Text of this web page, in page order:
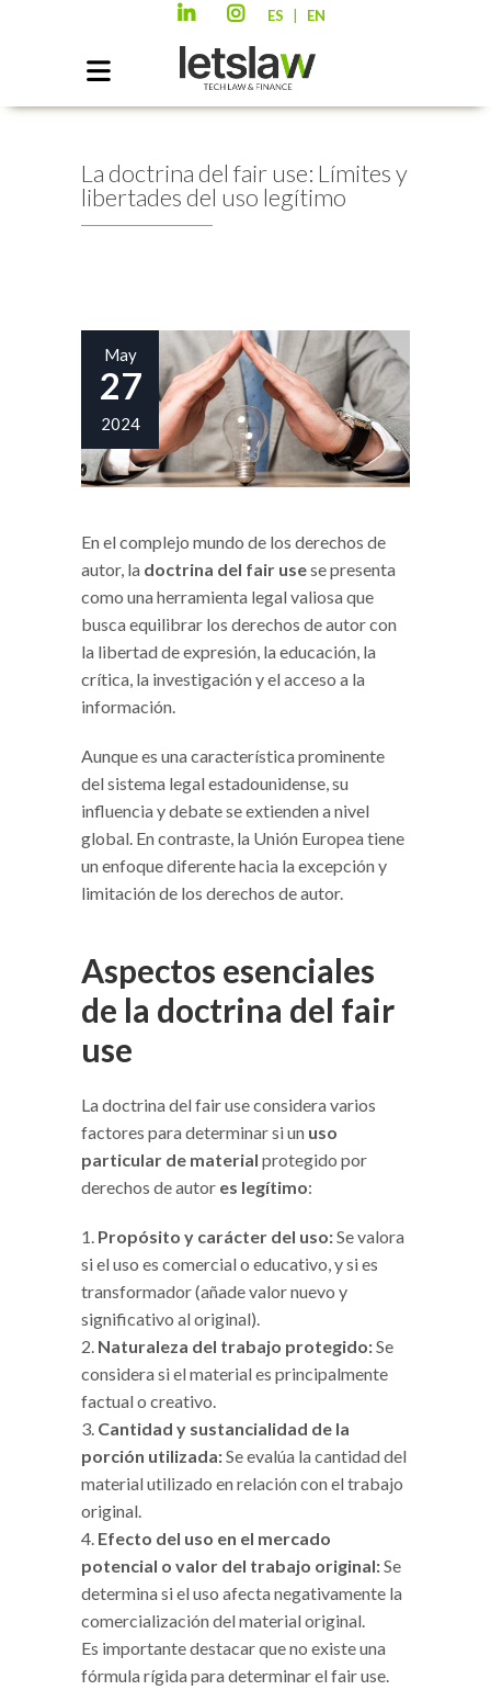
ES EN
La doctrina del fair use: Límites y
libertades del uso legítimo
May
27
2024
En el complejo mundo de los derechos de
autor, la doctrina del fair usese presenta
como una herramienta legal valiosa que
busca equilibrar los derechos de autor con
la libertad de expresión, la educación, la
crítica, la investigación y el acceso a la
información.
Aunque es una característica prominente
del sistema legal estadounidense, su
influencia y debate se extienden a nivel
global. En contraste, la Unión Europea tiene
un enfoque diferente hacia la excepción y
limitación de los derechos de autor.
Aspectos esenciales
de la doctrina del fair
use
La doctrina del fair use considera varios
factores para determinar si un uso
particular de material protegido por
derechos de autor es legítimo:
Propósito y carácter del uso:Se valora
si el uso es comercial o educativo, y si es
transformador (añade valor nuevo y
significativo al original).
Naturaleza del trabajo protegido:Se
considera si el material es principalmente
factual o creativo.
Cantidad y sustancialidad de la
porción utilizada:Se evalúa la cantidad del
material utilizado en relación con el trabajo
original.
Efecto del uso en el mercado
potencial o valor del trabajo original:Se
determina si el uso afecta negativamente la
comercialización del material original.
Es importante destacar que no existe una
fórmula rígida para determinar el fair use.